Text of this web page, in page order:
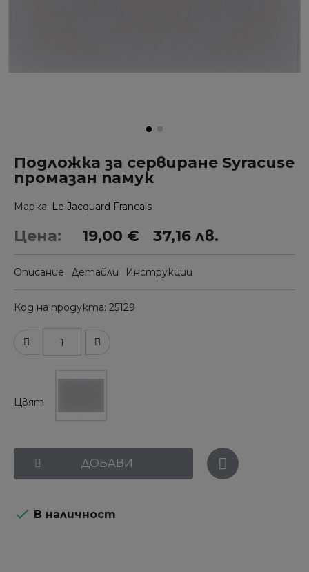
Подложка за сервиране Syracuse
промазан памук
Марка Le Jacquard Francais
Цена: 19,00 € 37,16 лв.
Описание Детайли Инструкции
Код на продукта 25129
Цвят
ДОБАВИ
 В наличност